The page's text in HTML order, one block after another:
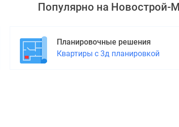
Популярно на Новострой-М
Планировочные решения
Квартиры с 3д планировкой